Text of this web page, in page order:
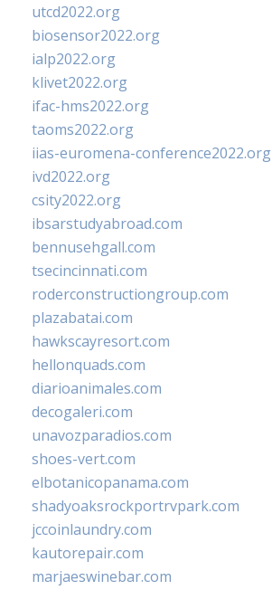
utcd2022.org
biosensor2022.org
ialp2022.org
klivet2022.org
ifac-hms2022.org
taoms2022.org
iias-euromena-conference2022.org
ivd2022.org
csity2022.org
ibsarstudyabroad.com
bennusehgall.com
tsecincinnati.com
roderconstructiongroup.com
plazabatai.com
hawkscayresort.com
hellonquads.com
diarioanimales.com
decogaleri.com
unavozparadios.com
shoes-vert.com
elbotanicopanama.com
shadyoaksrockportrvpark.com
jccoinlaundry.com
kautorepair.com
marjaeswinebar.com